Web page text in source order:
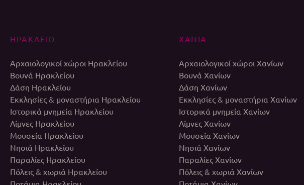
ΗΡΑΚΛΕΙΟ
Αρχαιολογικοί χώροι Ηρακλείου
Βουνά Ηρακλείου
Δάση Ηρακλείου
Εκκλησίες & μοναστήρια Ηρακλείου
Ιστορικά μνημεία Ηρακλείου
Λίμνες Ηρακλείου
Μουσεία Ηρακλείου
Νησιά Ηρακλείου
Παραλίες Ηρακλείου
Πόλεις & χωριά Ηρακλείου
ΧΑΝΙΑ
Αρχαιολογικοί χώροι Χανίων
Βουνά Χανίων
Δάση Χανίων
Εκκλησίες & μοναστήρια Χανίων
Ιστορικά μνημεία Χανίων
Λίμνες Χανίων
Μουσεία Χανίων
Νησιά Χανίων
Παραλίες Χανίων
Πόλεις & χωριά Χανίων